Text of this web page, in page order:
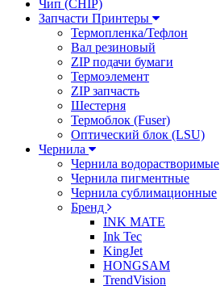
Чип (CHIP)
Запчасти Принтеры
Термопленка/Тефлон
Вал резиновый
ZIP подачи бумаги
Термоэлемент
ZIP запчасть
Шестерня
Термоблок (Fuser)
Оптический блок (LSU)
Чернила
Чернила водорастворимые
Чернила пигментные
Чернила сублимационные
Бренд
INK MATE
Ink Tec
KingJet
HONGSAM
TrendVision